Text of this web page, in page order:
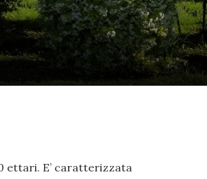
ettari. E’ caratterizzata